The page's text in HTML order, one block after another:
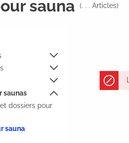
sauna (. . . Articles)
saunas
dossiers pour
sauna